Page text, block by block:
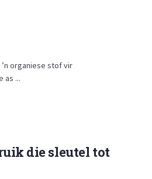
organiese stof vir
as ...
die sleutel tot